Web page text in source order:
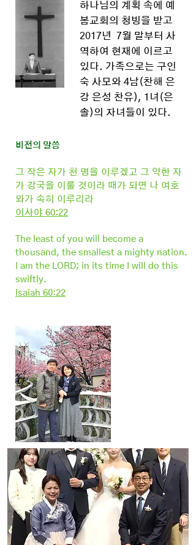
하나님의 계획 속에 예
봄교회의 청빙을 받고
2017년 7월 말부터 사
역하여 현재에 이르고
있다. 가족으로는 구인
숙 사모와 4남(찬해 은
강 은성 찬유), 1녀(은
솔)의 자녀들이 있다.
비전의 말씀
그 작은 자가 천 명을 이루겠고 그 약한 자
가 강국을 이룰 것이라 때가 되면 나 여호
와가 속히 이루리라
이사야 60:22
The least of you will become a
thousand, the smallest a mighty nation.
I am the LORD; in its time I will do this
swiftly.
Isaiah 60:22